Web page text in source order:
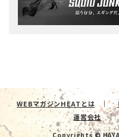
WEBマガジンHEATとは
運営会社
Copyrights ©